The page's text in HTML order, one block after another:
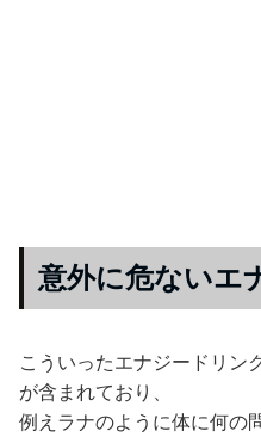
意外に危ないエ
こういったエナジードリン
が含まれており、
例えラナのように体に何の